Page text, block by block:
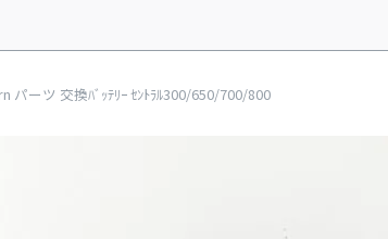
パーツ 交換ﾊﾞｯﾃﾘｰ ｾﾝﾄﾗﾙ300/650/700/800